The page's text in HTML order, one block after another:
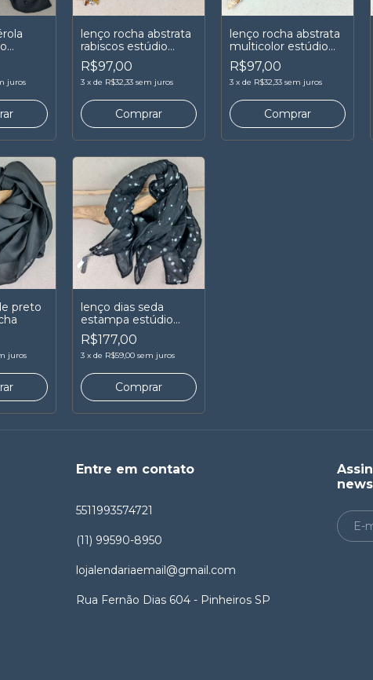
juros
lenço rocha abstrata
rabiscos estúdio
marcha
R$97,00
3 x de R$32,33 sem juros
lenço rocha abstrata
multicolor estúdio
marcha
R$97,00
3 x de R$32,33 sem juros
preto
juros
lenço dias seda
estampa estúdio
marcha
R$177,00
3 x de R$59,00 sem juros
Entre em contato
5511993574721
(11) 99590-8950
lojalendariaemail@gmail.com
Rua Fernão Dias 604 - Pinheiros SP